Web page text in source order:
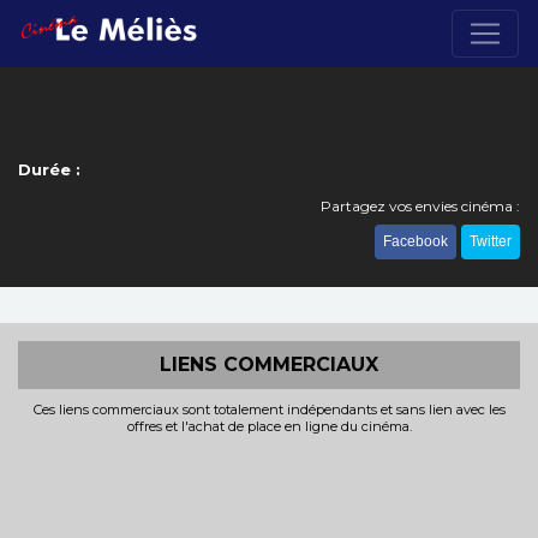
Durée :
Partagez vos envies cinéma :
Facebook Twitter
LIENS COMMERCIAUX
Ces liens commerciaux sont totalement indépendants et sans lien avec les
offres et l'achat de place en ligne du cinéma.